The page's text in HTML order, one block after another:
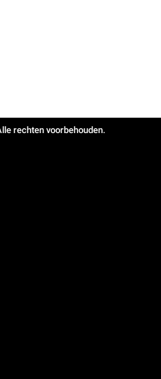
rechten voorbehouden.